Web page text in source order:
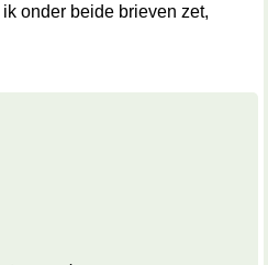
onder beide brieven zet,